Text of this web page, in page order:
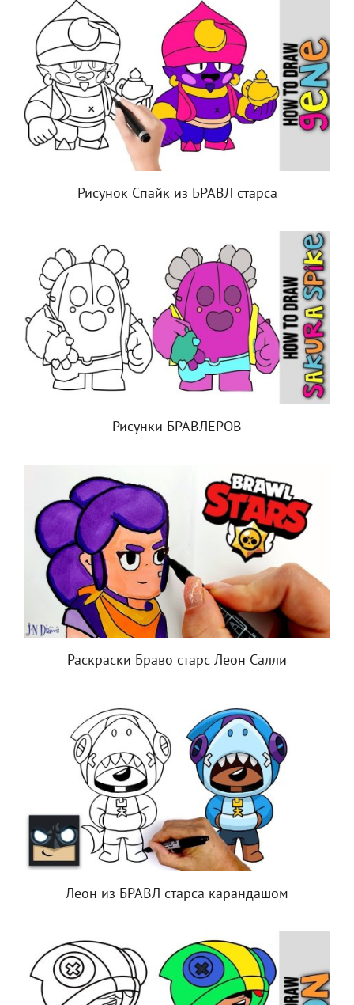
Рисунок Спайк из БРАВЛ старса
Рисунки БРАВЛЕРОВ
Раскраски Браво старс Леон Салли
Леон из БРАВЛ старса карандашом